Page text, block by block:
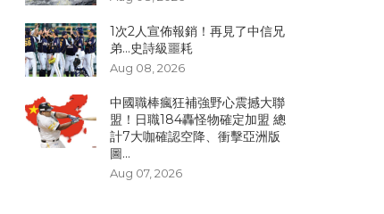
1次2人宣佈報銷！再見了中信兄
弟...史詩級噩耗
Aug 08, 2026
中國職棒瘋狂補強野心震撼大聯
盟！日職184轟怪物確定加盟 總
計7大咖確認空降、衝擊亞洲版
圖...
Aug 07, 2026